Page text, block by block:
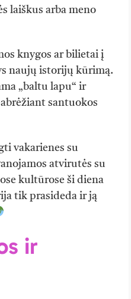
laiškus arba meno
knygos ar bilietai į
naujų istorijų kūrimą.
„baltu lapu“ ir
santuokos
vakarienes su
atvirutės su
kultūrose ši diena
tik prasideda ir ją
ir